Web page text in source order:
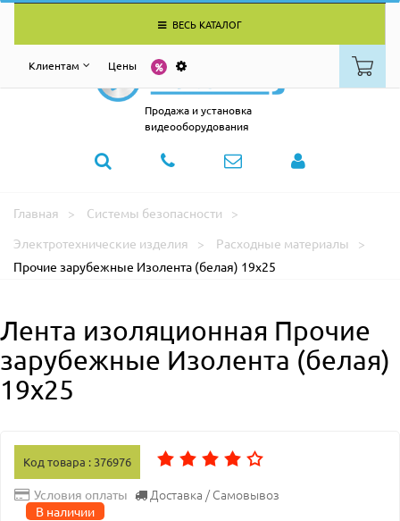
ВЕСЬ КАТАЛОГ
Клиентам Цены
Продажа и установка
видеооборудования
Главная
Системы безопасности
Электротехнические изделия
Расходные материалы
Прочие зарубежные Изолента (белая) 19х25
Лента изоляционная Прочие
зарубежные Изолента (белая)
19х25
Код товара : 376976
Условия оплаты Доставка / Самовывоз
В наличии